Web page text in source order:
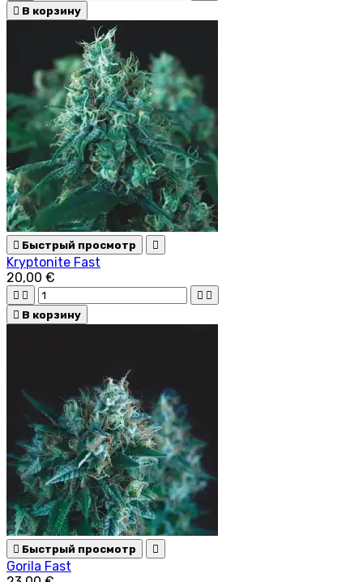
 В корзину
 Быстрый просмотр 
Kryptonite Fast
20,00 €
   
 В корзину
 Быстрый просмотр 
Gorila Fast